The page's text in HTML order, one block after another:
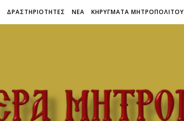
ΔΡΑΣΤΗΡΙΟΤΗΤΕΣ ΝΕΑ ΚΗΡΥΓΜΑΤΑ ΜΗΤΡΟΠΟΛΙΤΟΥ